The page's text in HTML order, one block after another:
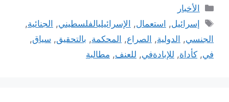
التصنيفات
الأخبار
الوسوم
إسرائيل, استعمال, الإسرائيليالفلسطيني, الجنائية,
الجنسي, الدولية, الصراع, المحكمة, بالتحقيق, سياق,
في, كأداة, للإبادةفي, للعنف, مطالبة